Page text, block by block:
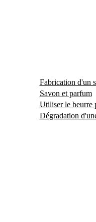
Fabrication d'un
Savon et parfum
Utiliser le beurre
Dégradation